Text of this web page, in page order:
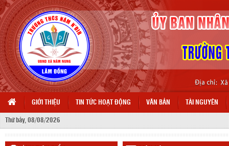
GIỚI THIỆU TIN TỨC HOẠT ĐỘNG VĂN BẢN TÀI NGUYÊN
Thứ bảy, 08/08/2026